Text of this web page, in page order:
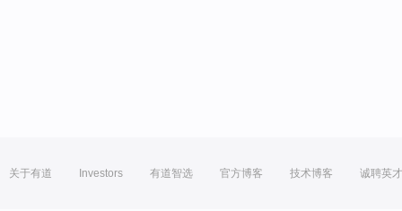
关于有道 Investors 有道智选 官方博客 技术博客 诚聘英才